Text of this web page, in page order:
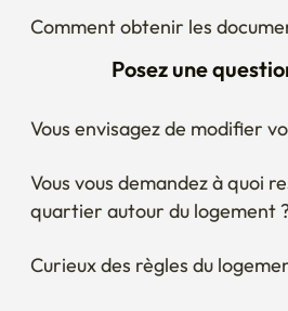
Posez une
Vous envisagez de modifier
Vous vous demandez à quoi
Curieux des règles du